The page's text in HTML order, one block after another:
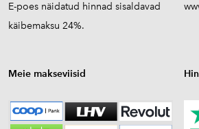
E-poes näidatud hinnad sisaldavad
käibemaksu 24%.
Meie makseviisid